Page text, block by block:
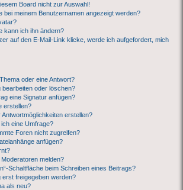
Board nicht zur Auswahl!
bei meinem Benutzernamen angezeigt werden?
kann ich ihn ändern?
auf den E-Mail-Link klicke, werde ich aufgefordert, mich
oder eine Antwort?
bearbeiten oder löschen?
eine Signatur anfügen?
erstellen?
erstellen?
eine Umfrage?
Foren nicht zugreifen?
anfügen?
melden?
Schaltfläche beim Schreiben eines Beitrags?
freigegeben werden?
als neu?